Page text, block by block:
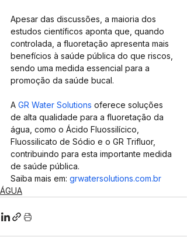
Apesar das discussões, a maioria dos
estudos científicos aponta que, quando
controlada, a fluoretação apresenta mais
benefícios à saúde pública do que riscos,
sendo uma medida essencial para a
promoção da saúde bucal.
A GR Water Solutions oferece soluções
de alta qualidade para a fluoretação da
água, como o Ácido Fluossilícico,
Fluossilicato de Sódio e o GR Trifluor,
contribuindo para esta importante medida
de saúde pública.
Saiba mais em: grwatersolutions.com.br
ÁGUA